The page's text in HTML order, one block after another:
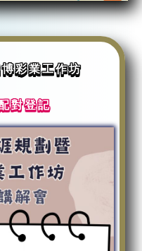
彩業工作坊
對登記